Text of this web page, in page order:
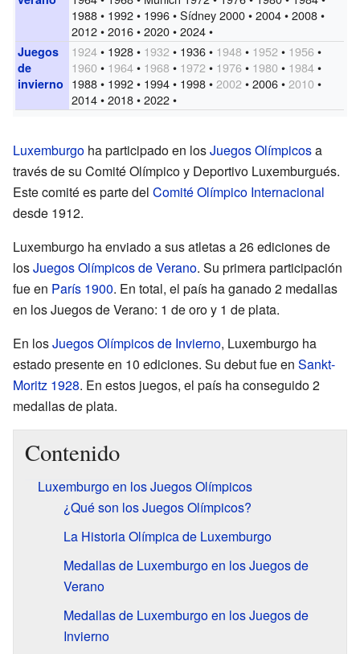
1988 • 1992 • 1996 • Sídney 2000 • 2004 • 2008 •
2012 • 2016 • 2020 • 2024 •
Juegos
de
invierno
1924• 1928 • 1932 • 1936 • 1948 • 1952 • 1956•
1960 • 1964• 1968 • 1972 • 1976• 1980 • 1984•
1988 • 1992 • 1994 • 1998 • 2002 • 2006 • 2010 •
2014 • 2018 • 2022 •
Luxemburgo ha participado en losJuegos Olímpicosa
través de su Comité Olímpico y Deportivo Luxemburgués.
Este comité es parte del Comité Olímpico Internacional
desde 1912.
Luxemburgo ha enviado a sus atletas a 26 ediciones de
losJuegos Olímpicos de Verano. Su primera participación
fue en París 1900. En total, el país ha ganado 2 medallas
en los Juegos de Verano: 1 de oro y 1 de plata.
En losJuegos Olímpicos de Invierno, Luxemburgo ha
estado presente en 10 ediciones. Su debut fue en Sankt-
Moritz 1928. En estos juegos, el país ha conseguido 2
medallas de plata.
Contenido
Luxemburgo en los Juegos Olímpicos
¿Qué son los Juegos Olímpicos?
La Historia Olímpica de Luxemburgo
Medallas de Luxemburgo en los Juegos de
Verano
Medallas de Luxemburgo en los Juegos de
Invierno